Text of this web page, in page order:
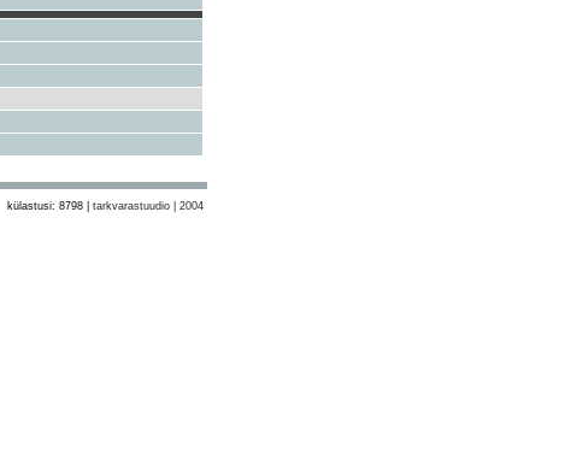
külastusi: 8798 | tarkvarastuudio | 2004